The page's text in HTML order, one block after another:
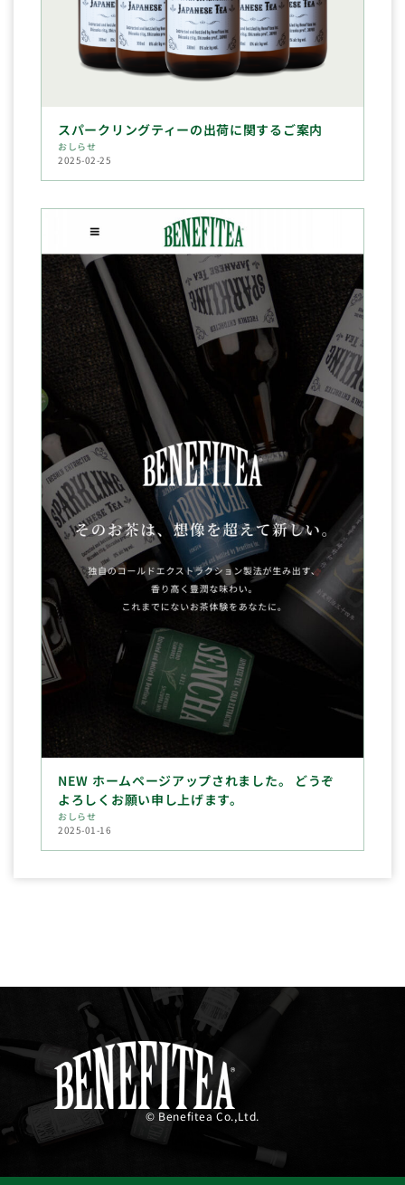
スパークリングティーの出荷に関するご案内
おしらせ
2025-02-25
NEW ホームページアップされました。 どうぞ
よろしくお願い申し上げます。
おしらせ
2025-01-16
© Benefitea Co.,Ltd.